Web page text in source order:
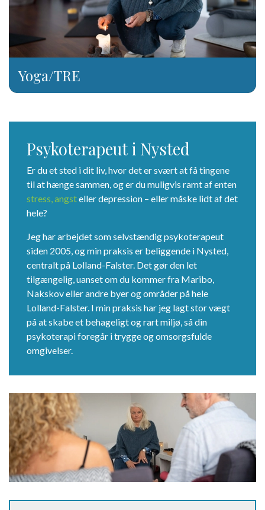
Yoga/TRE
Psykoterapeut i Nysted
Er du et sted i dit liv, hvor det er svært at få tingene
til at hænge sammen, og er du muligvis ramt af enten
stress, angsteller depression – eller måske lidt af det
hele?
Jeg har arbejdet som selvstændig psykoterapeut
siden 2005, og min praksis er beliggende i Nysted,
centralt på Lolland-Falster. Det gør den let
tilgængelig, uanset om du kommer fra Maribo,
Nakskov eller andre byer og områder på hele
Lolland-Falster. I min praksis har jeg lagt stor vægt
på at skabe et behageligt og rart miljø, så din
psykoterapi foregår i trygge og omsorgsfulde
omgivelser.